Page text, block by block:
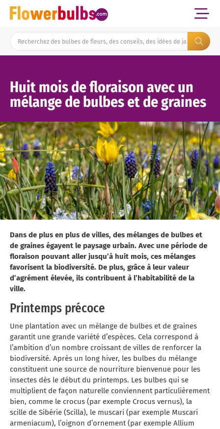
Huit mois de floraison avec un
mélange de bulbes et de graines
Dans de plus en plus de villes, des mélanges de bulbes et
de graines égayent le paysage urbain. Avec une période de
floraison pouvant aller jusqu’à huit mois, ces mélanges
favorisent la biodiversité. De plus, grâce à leur valeur
d’agrément élevée, ils contribuent à l’habitabilité de la
ville.
Printemps précoce
Une plantation avec un mélange de bulbes et de graines
garantit une grande variété d’espèces. Cela correspond à
l’ambition d’un nombre croissant de villes de renforcer la
biodiversité. Après un long hiver, les bulbes du mélange
constituent une source de nourriture bienvenue pour les
insectes dès le début du printemps. Les bulbes qui se
multiplient de façon naturelle conviennent particulièrement
bien, comme le crocus (par exemple Crocus vernus), la
scille de Sibérie (Scilla), le muscari (par exemple Muscari
armeniacum), l’oignon d’ornement (par exemple Allium